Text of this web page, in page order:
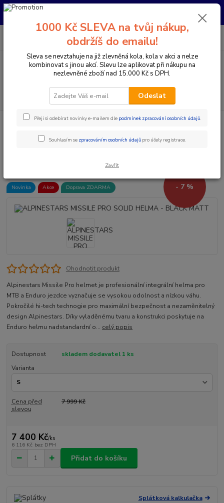
Pro nachystání kola / doplňků na prodejně si prosím zavolejte dopředu.
Menu
CZK
PO-PÁ 10:00-17:00 | SO: 9:00-12:00
Doplňky a helmy Cyklistické helmy
Integrální helmy
SOLID HELMA - BLACK MATT
Novinka Akce Doprava ZDARMA - 7 %
Ohodnotit produkt
Alpinestars Missile Pro helmet je profesionální integrální helma pro
MTB a Enduro jezdce vyznačuje se vysokou odolnost a nízkou váhu.
Pokročilé hi-tech technogie pro maximální bezpečnost a nezaměnitelný
design Alpinestars. Díky vyladěnému tvaru a konstrukci poskytuje na
Enduro helmu nadstandardní o... celý popis
Dostupnost
skladem dodavatel 1 ks
Varianta
Cena před
slevou
7 999 Kč
7 400 Kč/ks
6 116 Kč bez DPH
Přidat do košíku
Splátková kalkulačka
1000 Kč SLEVA na tvůj nákup,
obdržíš do emailu!
Sleva se nevztahuje na již zlevněná kola, kola v akci a nelze
kombinovat s jinou akcí. Slevu lze aplikovat při nákupu na
nezlevněné zboží nad 15.000 Kč s DPH.
Odeslat
Přeji si odebírat novinky e-mailem dle podmínek zpracování osobních údajů.
Souhlasím se zpracováním osobních údajů pro účely registrace.
Zavřít